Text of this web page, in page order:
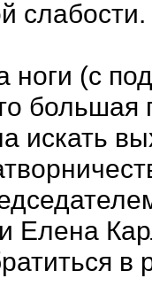
слабости.
ноги (с
большая
искать
Елена
в